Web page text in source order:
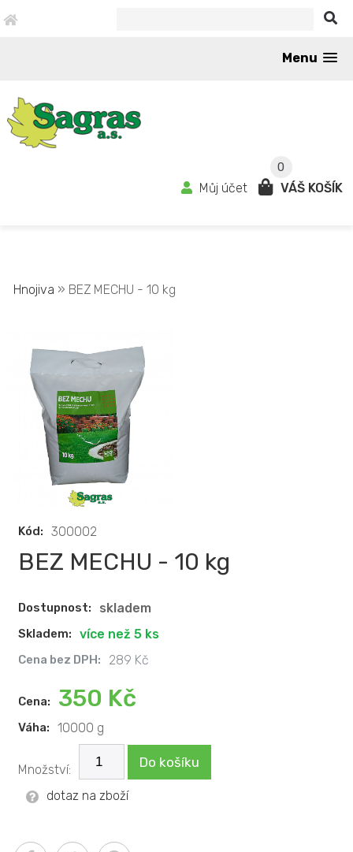
Menu
0
Můj účet VÁŠ KOŠÍK
Hnojiva » BEZ MECHU - 10 kg
Kód: 300002
BEZ MECHU - 10 kg
Dostupnost: skladem
Skladem: více než 5 ks
Cena bez DPH: 289 Kč
Cena: 350 Kč
Váha: 10000 g
Množství: Do košíku
dotaz na zboží